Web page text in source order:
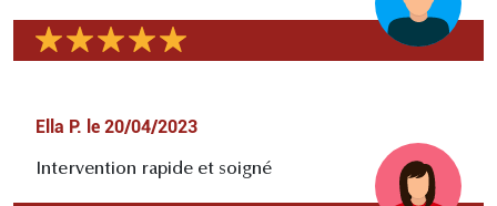
Ella P. le 20/04/2023
Intervention rapide et soigné